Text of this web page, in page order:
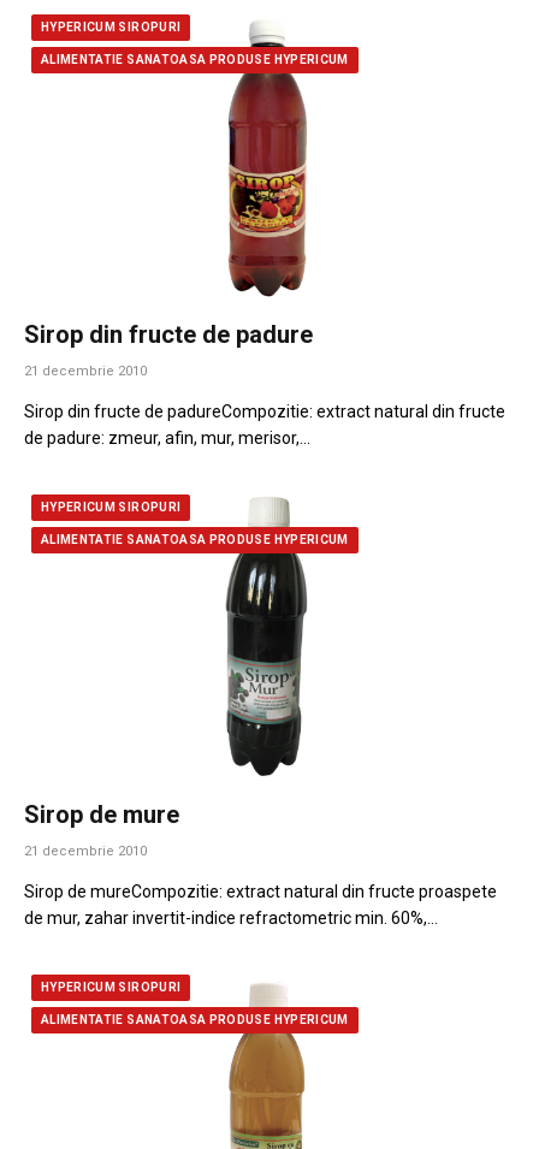
HYPERICUM SIROPURI
ALIMENTATIE SANATOASA PRODUSE HYPERICUM
Sirop din fructe de padure
21 decembrie 2010
Sirop din fructe de padureCompozitie: extract natural din fructe
de padure: zmeur, afin, mur, merisor,…
HYPERICUM SIROPURI
ALIMENTATIE SANATOASA PRODUSE HYPERICUM
Sirop de mure
21 decembrie 2010
Sirop de mureCompozitie: extract natural din fructe proaspete
de mur, zahar invertit-indice refractometric min. 60%,…
HYPERICUM SIROPURI
ALIMENTATIE SANATOASA PRODUSE HYPERICUM